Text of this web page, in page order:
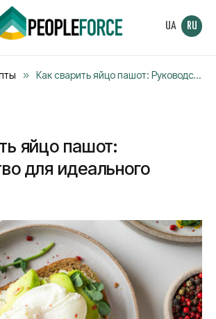
UA RU
» Как сварить яйцо пашот: Руководство для идеального блюда
яйцо пашот:
для идеального